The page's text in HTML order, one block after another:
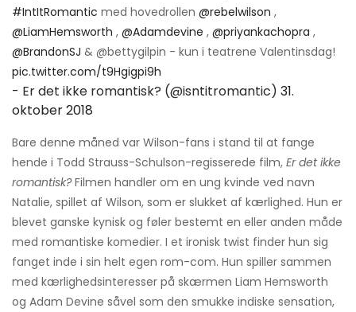
#IntItRomantic med hovedrollen @rebelwilson ,
@LiamHemsworth , @Adamdevine , @priyankachopra ,
@BrandonSJ & @bettygilpin - kun i teatrene Valentinsdag!
pic.twitter.com/t9Hgigpi9h
- Er det ikke romantisk? (@isntitromantic) 31.
oktober 2018
Bare denne måned var Wilson-fans i stand til at fange
hende i Todd Strauss-Schulson-regisserede film, Er det ikke
romantisk?Filmen handler om en ung kvinde ved navn
Natalie, spillet af Wilson, som er slukket af kærlighed. Hun er
blevet ganske kynisk og føler bestemt en eller anden måde
med romantiske komedier. I et ironisk twist finder hun sig
fanget inde i sin helt egen rom-com. Hun spiller sammen
med kærlighedsinteresser på skærmen Liam Hemsworth
og Adam Devine såvel som den smukke indiske sensation,